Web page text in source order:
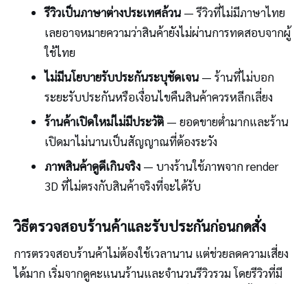
รีวิวเป็นภาษาต่างประเทศล้วน— รีวิวที่ไม่มีภาษาไทย
เลยอาจหมายความว่าสินค้ายังไม่ผ่านการทดสอบจากผู้
ใช้ไทย
ไม่มีนโยบายรับประกันระบุชัดเจน— ร้านที่ไม่บอก
ระยะรับประกันหรือเงื่อนไขคืนสินค้าควรหลีกเลี่ยง
ร้านค้าเปิดใหม่ไม่มีประวัติ— ยอดขายต่ำมากและร้าน
เปิดมาไม่นานเป็นสัญญาณที่ต้องระวัง
ภาพสินค้าดูดีเกินจริง— บางร้านใช้ภาพจาก render
3D ที่ไม่ตรงกับสินค้าจริงที่จะได้รับ
วิธีตรวจสอบร้านค้าและรับประกันก่อนกดสั่ง
การตรวจสอบร้านค้าไม่ต้องใช้เวลานาน แต่ช่วยลดความเสี่ยง
ได้มาก เริ่มจากดูคะแนนร้านและจำนวนรีวิวรวม โดยรีวิวที่มี